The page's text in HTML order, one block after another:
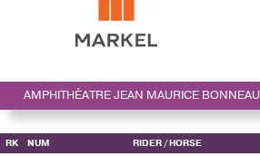
AMPHITHÉATRE JEAN MAURICE BONNEAU
RK NUM RIDER / HORSE